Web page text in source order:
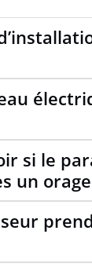
si le
un